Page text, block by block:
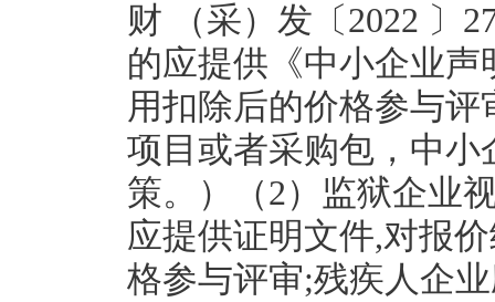
财 （采）发〔2022 〕
的应提供《中小企业
用扣除后的价格参与
项目或者采购包，中
策。）（2）监狱企业
应提供证明文件,对报
格参与评审;残疾人企